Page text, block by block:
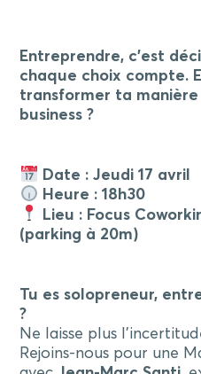
Entreprendre, c’est
chaque choix compte.
transformer ta
business ?
Date : Jeudi 17 avril
Heure : 18h30
Lieu : Focus
(parking à 20m)
Tu es solopreneur,
?
Ne laisse plus
Rejoins-nous pour une